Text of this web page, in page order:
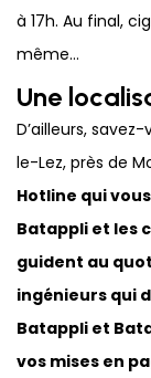
à 17h. Au final,
même…
Une
D’ailleurs,
le-Lez, près de
Hotline qui
Batappli et les
guident au
ingénieurs qui
Batappli et
vos mises en